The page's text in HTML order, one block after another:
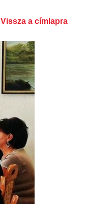
Vissza a címlapra